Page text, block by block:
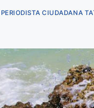
CIUDADANA